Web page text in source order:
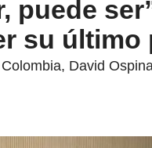
puede
su
David